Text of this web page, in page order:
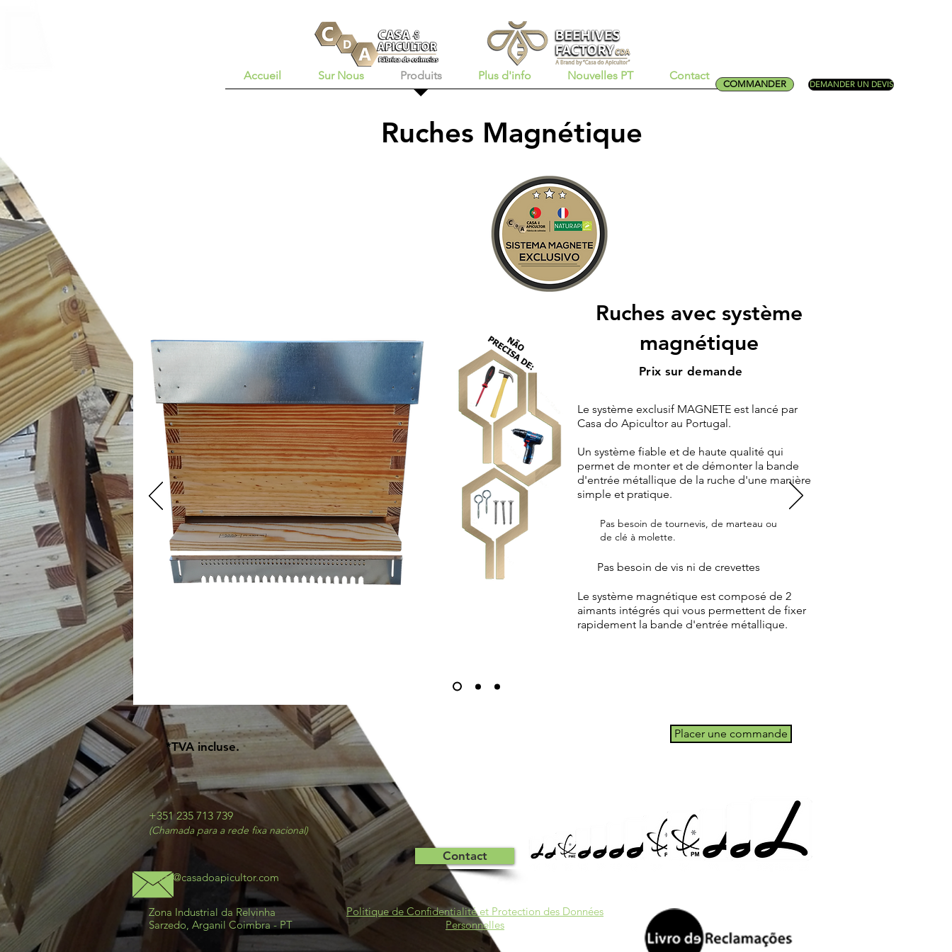
Accueil Sur Nous Produits Plus d'info Nouvelles PT Contact
COMMANDER DEMANDER UN DEVIS
Ruches Magnétique
Ruches avec système
magnétique
Prix sur demande
Le système exclusif MAGNETE est lancé par
Casa do Apicultor au Portugal.
Un système fiable et de haute qualité qui
permet de monter et de démonter la bande
d'entrée métallique de la ruche d'une manière
simple et pratique.
Pas besoin de tournevis, de marteau ou
de clé à molette.
Pas besoin de vis ni de crevettes
Le système magnétique est composé de 2
aimants intégrés qui vous permettent de fixer
rapidement la bande d'entrée métallique.
*TVA incluse.
Placer une commande
+351 235 713 739
(Chamada para a rede fixa nacional)
geral@casadoapicultor.com
Contact
Zona Industrial da Relvinha
Sarzedo, Arganil Coimbra - PT
Politique de Confidentialité et Protection des Données
Personnelles